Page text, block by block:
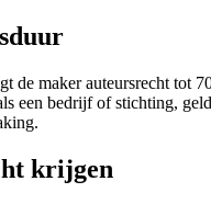
de maker auteursrecht tot
een bedrijf of stichting,
krijgen